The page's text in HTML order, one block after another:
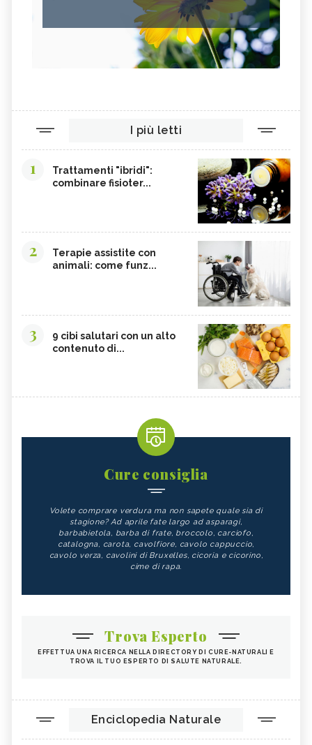
I più letti
1
Trattamenti "ibridi":
combinare fisioter...
2
Terapie assistite con
animali: come funz...
3
9 cibi salutari con un alto
contenuto di...
Cure consiglia
Volete comprare verdura ma non sapete quale sia di
stagione? Ad aprile fate largo ad asparagi,
barbabietola, barba di frate, broccolo, carciofo,
catalogna, carota, cavolfiore, cavolo cappuccio,
cavolo verza, cavolini di Bruxelles, cicoria e cicorino,
cime di rapa.
Trova Esperto
EFFETTUA UNA RICERCA NELLA DIRECTORY DI CURE-NATURALI E
TROVA IL TUO ESPERTO DI SALUTE NATURALE.
Enciclopedia Naturale